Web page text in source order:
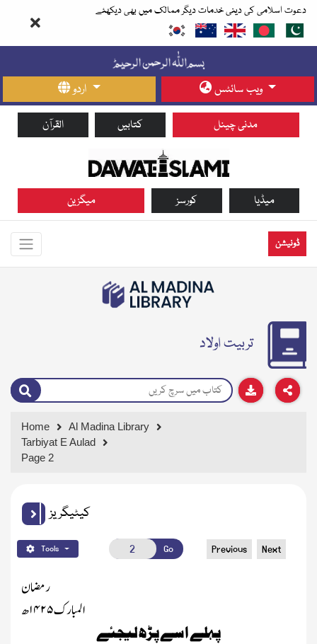
دعوت اسلامی کی دینی خدمات دیگر ممالک میں بھی دیکھئے
اردو ویب سائٹس
القرآن کتابیں مدنی چینل
میگزین کورسز میڈیا
ڈونیشن
تربیت اولاد
Home
Al Madina Library
Tarbiyat E Aulad
Page 2
کیٹیگریز
Tools Go Previous Next
رمضان
المبارک۱۴۲۵ھ
پہلے اسے پڑھ لیجئے